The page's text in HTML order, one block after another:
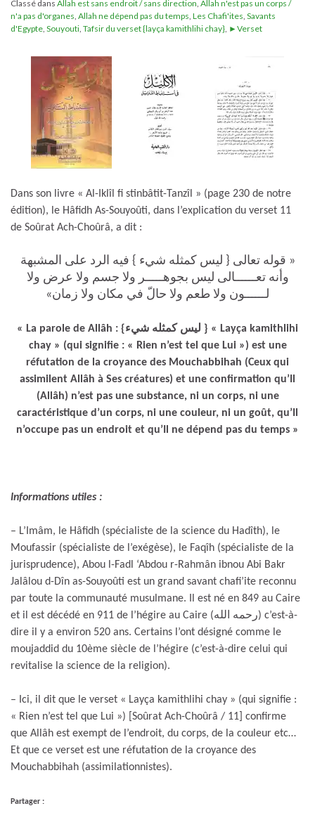
Classé dans Allah est sans endroit / sans direction Allah n'est pas un corps /
n'a pas d'organes Allah ne dépend pas du temps Les Chafi'ites Savants
d'Egypte Souyouti Tafsir du verset {layça kamithlihi chay} ►Verset
Dans son livre « Al-Iklîl fi stinbâtit-Tanzîl » (page 230 de notre
édition), le Hâfidh As-Souyoûti, dans l’explication du verset 11
de Soûrat Ach-Choûrâ, a dit :
« قوله تعالى { ليس كمثله شيء } فيه الرد على المشبهة
وأنه تعــــــالى ليس بجوهـــــر ولا جسم ولا عرض ولا
لــــــون ولا طعم ولا حالّ في مكان ولا زمان»
« La parole de Allâh : {ليس كمثله شيء } « Layça kamithlihi
chay » (qui signifie : « Rien n’est tel que Lui ») est une
réfutation de la croyance des Mouchabbihah (Ceux qui
assimilent Allâh à Ses créatures) et une confirmation qu’Il
(Allâh) n’est pas une substance, ni un corps, ni une
caractéristique d’un corps, ni une couleur, ni un goût, qu’Il
n’occupe pas un endroit et qu’Il ne dépend pas du temps »
Informations utiles :
– L’Imâm, le Hâfidh (spécialiste de la science du Hadîth), le
Moufassir (spécialiste de l’exégèse), le Faqîh (spécialiste de la
jurisprudence), Abou l-Fadl ‘Abdou r-Rahmân ibnou Abi Bakr
Jalâlou d-Dîn as-Souyoûti est un grand savant chafi’ite reconnu
par toute la communauté musulmane. Il est né en 849 au Caire
et il est décédé en 911 de l’hégire au Caire (رحمه الله) c’est-à-
dire il y a environ 520 ans. Certains l’ont désigné comme le
moujaddid du 10ème siècle de l’hégire (c’est-à-dire celui qui
revitalise la science de la religion).
– Ici, il dit que le verset « Layça kamithlihi chay » (qui signifie :
« Rien n’est tel que Lui ») [Soûrat Ach-Choûrâ / 11] confirme
que Allâh est exempt de l’endroit, du corps, de la couleur etc…
Et que ce verset est une réfutation de la croyance des
Mouchabbihah (assimilationnistes).
Partager :